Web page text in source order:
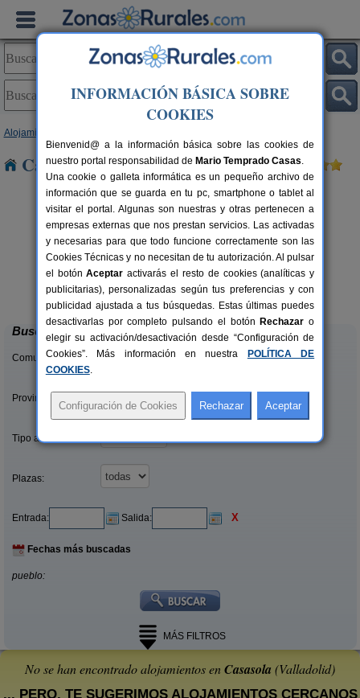
Alojamientos
Casas Rurales cerca de Casasola
2-14+3 pers.
desde25 €
Casa Rural Campo y Lumbre
Benafarces (Valladolid)
Buscar
Comunidades:
Provincias/Islas:
Tipo alquiler:
Plazas:
Entrada: Salida: X
Fechas más buscadas
pueblo:
MÁS FILTROS
No se han encontrado alojamientos enCasasola (Valladolid)
... PERO, TE SUGERIMOS ALOJAMIENTOS CERCANOS
INFORMACIÓN BÁSICA SOBRE
COOKIES
Bienvenid@ a la información básica sobre las cookies de
nuestro portal responsabilidad de Mario Temprado Casas.
Una cookie o galleta informática es un pequeño archivo de
información que se guarda en tu pc, smartphone o tablet al
visitar el portal. Algunas son nuestras y otras pertenecen a
empresas externas que nos prestan servicios. Las activadas
y necesarias para que todo funcione correctamente son las
Cookies Técnicas y no necesitan de tu autorización. Al pulsar
el botónAceptar activarás el resto de cookies (analíticas y
publicitarias), personalizadas según tus preferencias y con
publicidad ajustada a tus búsquedas. Estas últimas puedes
desactivarlas por completo pulsando el botón Rechazar o
elegir su activación/desactivación desde “Configuración de
Cookies”. Más información en nuestra
POLÍTICA DE
COOKIES.